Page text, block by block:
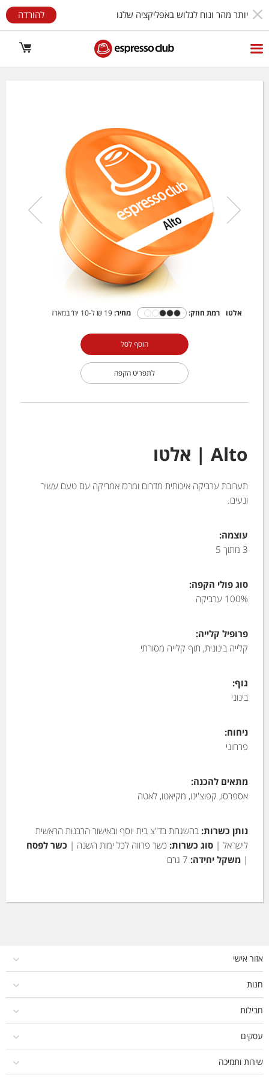
להורדה יותר מהר ונוח לגלוש באפליקציה שלנו
אלטו רמת חוזק: מחיר:19 ₪ ל-10 יח’ במארז
הוסף לסל
לתפריט הקפה
Alto | אלטו
תערובת ערביקה איכותית מדרום ומרכז אמריקה עם טעם עשיר
ונעים.
עוצמה:
3 מתוך 5
סוג פולי הקפה:
100% ערביקה
פרופיל קלייה:
קלייה בינונית, תוף קלייה מסורתי
גוף:
בינוני
ניחוח:
פרחוני
מתאים להכנה:
אספרסו, קפוצ'ינו, מקיאטו, לאטה
נותן כשרות: בהשגחת בד"צ בית יוסף ובאישור הרבנות הראשית
לישראל | סוג כשרות: כשר פרווה לכל ימות השנה | כשר לפסח
| משקל יחידה: 7 גרם
אזור אישי
חנות
חבילות
עסקים
שירות ותמיכה